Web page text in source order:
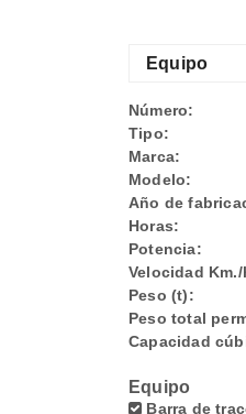
Equipo
Número:
Tipo:
Marca:
Modelo:
Año de
Horas:
Potencia:
Velocidad Km./
Peso (t):
Peso total
Capacidad
Equipo
Barra de